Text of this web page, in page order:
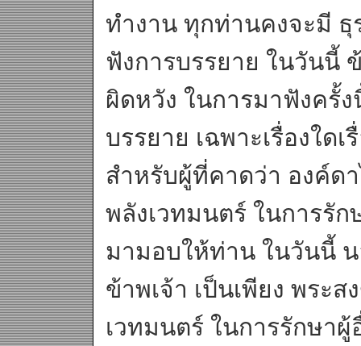
ทำงาน ทุกท่านคงจะมี ธุ
ฟังการบรรยาย ในวันนี้
ผิดหวัง ในการมาฟังครั้
บรรยาย เฉพาะเรื่องใด
สำหรับผู้ที่คาดว่า องค์ด
พลังเวทมนตร์ ในการรัก
มามอบให้ท่าน ในวันนี้
ข้าพเจ้า เป็นเพียง พระ
เวทมนตร์ ในการรักษา